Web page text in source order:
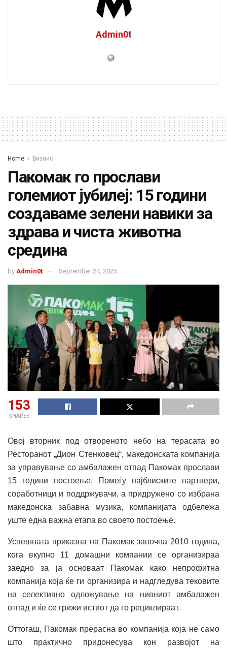
Admin0t
Home Бизнис
Пакомак го прослави
големиот јубилеј: 15 години
создаваме зелени навики за
здрава и чиста животна
средина
by Admin0t September 24, 2025
153
SHARES
Овој вторник под отвореното небо на терасата во
Ресторанот „Дион Стенковец“, македонската компанија
за управување со амбалажен отпад Пакомак прослави
15 години постоење. Помеѓу најблиските партнери,
соработници и поддржувачи, а придружено со избрана
македонска забавна музика, компанијата одбележа
уште една важна етапа во своето постоење.
Успешната приказна на Пакомак започна 2010 година,
кога вкупно 11 домашни компании се организираа
заедно за ја основаат Пакомак како непрофитна
компанија која ќе ги организира и надгледува тековите
на селективно одложување на нивниот амбалажен
отпад и ќе се грижи истиот да го рециклираат.
Оттогаш, Пакомак прерасна во компанија која не само
што практично придонесува кон развојот на